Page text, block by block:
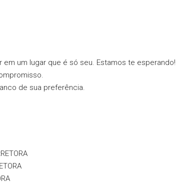
um lugar que é só seu. Estamos te esperando!
de sua preferência.